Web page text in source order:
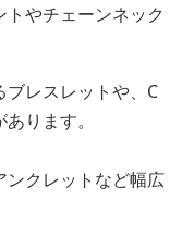
やチェーンネック
レスレットや、C
ります。
ンクレットなど幅広